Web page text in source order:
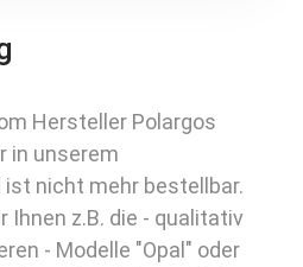
Hersteller Polargos
in unserem
nicht mehr bestellbar.
Ihnen z.B. die - qualitativ
- Modelle "Opal" oder